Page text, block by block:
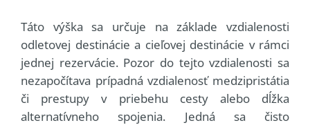
Táto výška sa určuje na základe vzdialenosti
odletovej destinácie a cieľovej destinácie v rámci
jednej rezervácie. Pozor do tejto vzdialenosti sa
nezapočítava prípadná vzdialenosť medzipristátia
či prestupy v priebehu cesty alebo dĺžka
alternatívneho spojenia. Jedná sa čisto